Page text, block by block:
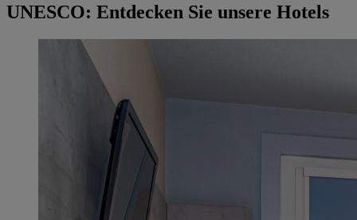
UNESCO: Entdecken Sie unsere Hotels